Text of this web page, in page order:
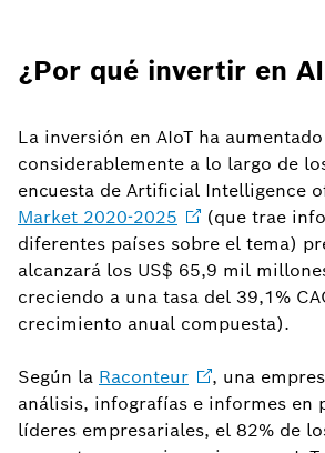
¿Por qué invertir en
La inversión en AIoT ha aumentado
considerablemente a lo largo de
encuesta de Artificial Intelligence
Market 2020-2025
(que trae
diferentes países sobre el tema)
alcanzará los US$ 65,9 mil
creciendo a una tasa del 39,1%
crecimiento anual compuesta).
Según la Raconteur
, una
análisis, infografías e informes en
líderes empresariales, el 82% de